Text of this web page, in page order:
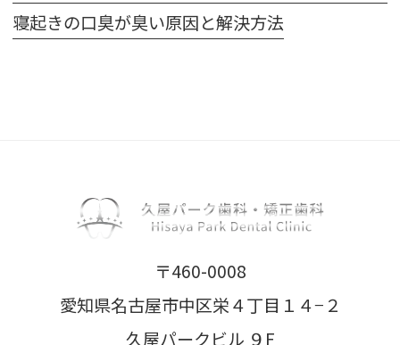
寝起きの口臭が臭い原因と解決方法
〒460-0008
愛知県名古屋市中区栄４丁目１４−２
久屋パークビル ９F